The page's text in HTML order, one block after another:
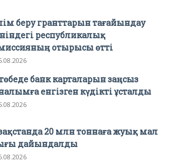
беру гранттарын тағайындау
республикалық
отырысы өтті
банк карталарын заңсыз
енгізген күдікті ұсталды
20 млн тоннаға жуық мал
дайындалды